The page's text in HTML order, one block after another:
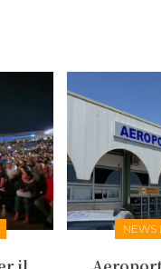
NEWS